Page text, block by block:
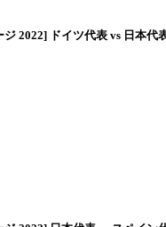
2022] ドイツ代表 vs 日本代